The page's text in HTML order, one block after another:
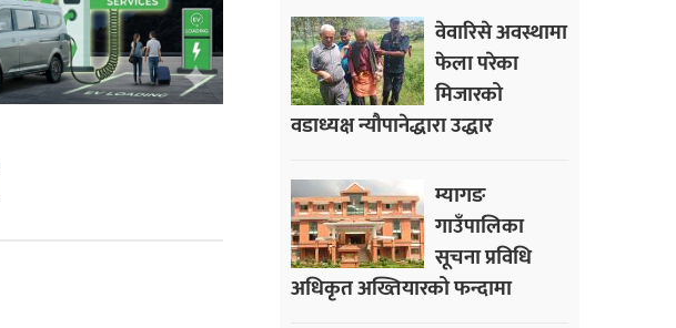
वेवारिसे अवस्थामा
फेला परेका
मिजारको
वडाध्यक्ष न्यौपानेद्धारा उद्धार
म्यागङ
गाउँपालिका
सूचना प्रविधि
अधिकृत अख्तियारको फन्दामा